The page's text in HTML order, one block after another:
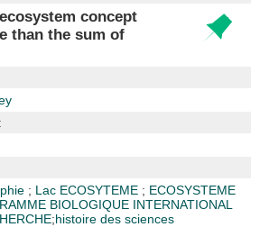
concept
than the sum of
; Lac ECOSYTEME ; ECOSYSTEME
BIOLOGIQUE INTERNATIONAL
;histoire des sciences